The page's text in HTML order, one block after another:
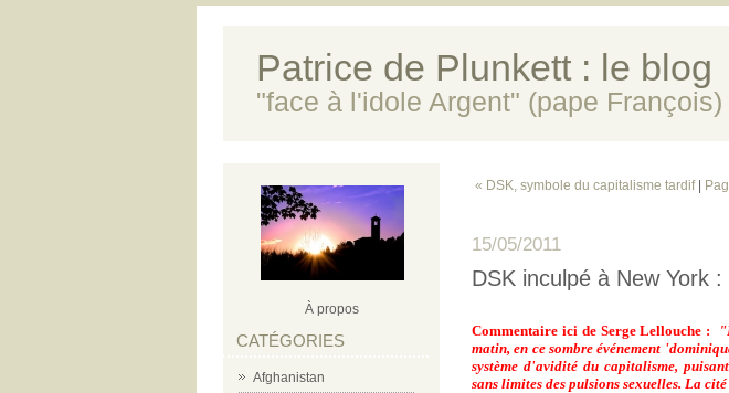
Patrice de Plunkett : le blog
"face à l'idole Argent" (pape François)
À propos
CATÉGORIES
Afghanistan
« DSK, symbole du capitalisme tardif|
15/05/2011
DSK inculpé à New York
Commentaire ici de Serge Lellouche :
matin, en ce sombre événement
système d'avidité du capitalisme,
sans limites des pulsions sexuelles. La